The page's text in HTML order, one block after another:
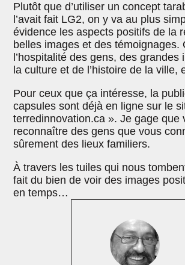
Plutôt que d’utiliser un concept
l’avait fait LG2, on y va au plus
évidence les aspects positifs de la
belles images et des témoignages.
l’hospitalité des gens, des grandes
la culture et de l’histoire de la ville,
Pour ceux que ça intéresse, la
capsules sont déjà en ligne sur le
terredinnovation.ca ». Je gage que
reconnaître des gens que vous
sûrement des lieux familiers.
À travers les tuiles qui nous
fait du bien de voir des images
en temps…